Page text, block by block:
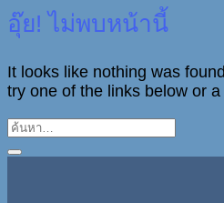
อุ๊ย! ไม่พบหน้านี้
It looks like nothing was
try one of the links below or